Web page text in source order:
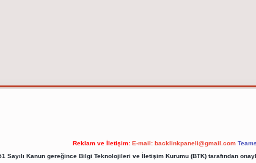
Reklam ve İletişim: E-mail: backlinkpaneli@gmail.com
Sayılı Kanun gereğince Bilgi Teknolojileri ve İletişim Kurumu (BTK) tarafından